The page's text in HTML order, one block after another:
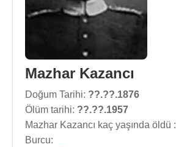
Mazhar Kazancı
Doğum Tarihi: ??.??.1876
Ölüm tarihi: ??.??.1957
Mazhar Kazancı kaç yaşında öldü :
Burcu: